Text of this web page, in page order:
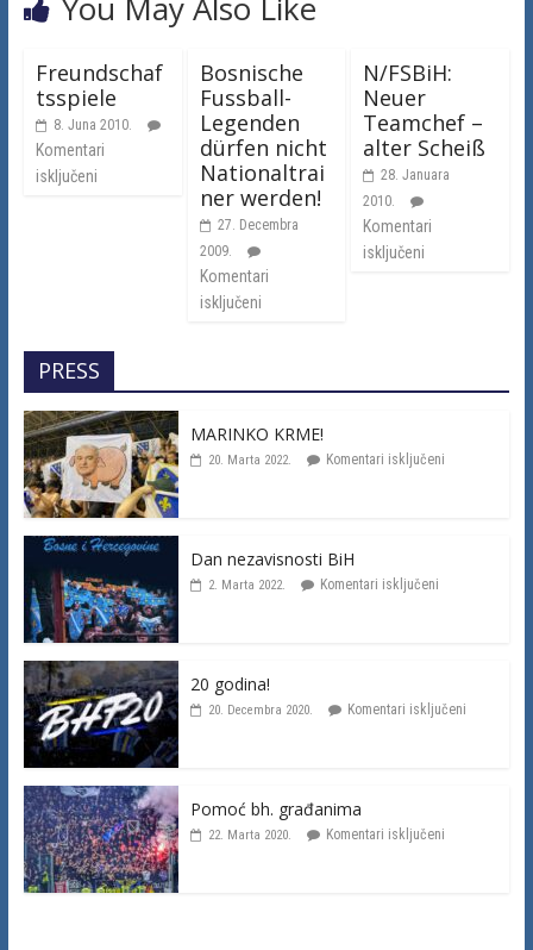
Freundschaf
tsspiele
8. Juna 2010.
Komentari
isključeni
Bosnische
Fussball-
Legenden
dürfen nicht
Nationaltrai
ner werden!
27. Decembra
2009.
Komentari
isključeni
N/FSBiH:
Neuer
Teamchef –
alter Scheiß
28. Januara
2010.
Komentari
isključeni
PRESS
MARINKO KRME!
20. Marta 2022. Komentari isključeni
Dan nezavisnosti BiH
2. Marta 2022. Komentari isključeni
20 godina!
20. Decembra 2020. Komentari isključeni
Pomoć bh. građanima
22. Marta 2020. Komentari isključeni